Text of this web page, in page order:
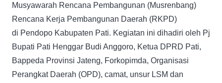
Musyawarah Rencana Pembangunan (Musrenbang)
Rencana Kerja Pembangunan Daerah (RKPD)
di Pendopo Kabupaten Pati. Kegiatan ini dihadiri oleh Pj
Bupati Pati Henggar Budi Anggoro, Ketua DPRD Pati,
Bappeda Provinsi Jateng, Forkopimda, Organisasi
Perangkat Daerah (OPD), camat, unsur LSM dan